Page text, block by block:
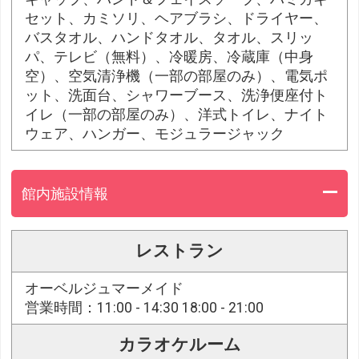
セット、カミソリ、ヘアブラシ、ドライヤー、
バスタオル、ハンドタオル、タオル、スリッ
パ、テレビ（無料）、冷暖房、冷蔵庫（中身
空）、空気清浄機（一部の部屋のみ）、電気ポ
ット、洗面台、シャワーブース、洗浄便座付ト
イレ（一部の部屋のみ）、洋式トイレ、ナイト
ウェア、ハンガー、モジュラージャック
館内施設情報
レストラン
オーベルジュマーメイド
営業時間：11:00 - 14:30 18:00 - 21:00
カラオケルーム